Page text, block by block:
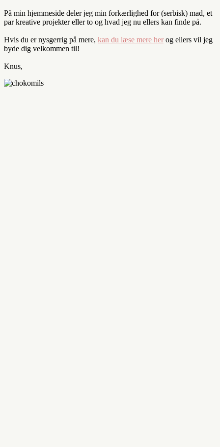
På min hjemmeside deler jeg min forkærlighed for (serbisk) mad, et
par kreative projekter eller to og hvad jeg nu ellers kan finde på.
Hvis du er nysgerrig på mere, kan du læse mere her og ellers vil jeg
byde dig velkommen til!
Knus,